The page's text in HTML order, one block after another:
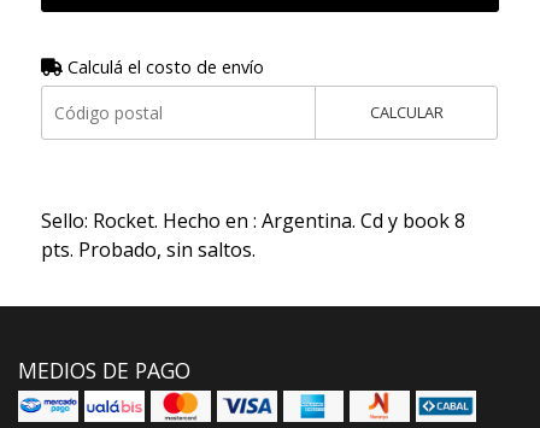
Calculá el costo de envío
CALCULAR
Sello: Rocket. Hecho en : Argentina. Cd y book 8
pts. Probado, sin saltos.
MEDIOS DE PAGO